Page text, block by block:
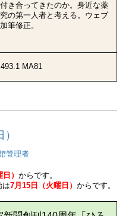
き合ってきたのか。身近な薬
の第一人者と考える。ウェブ
加筆修正。
MA81
管理者
） からです。
は7月15日（火曜日） からです。